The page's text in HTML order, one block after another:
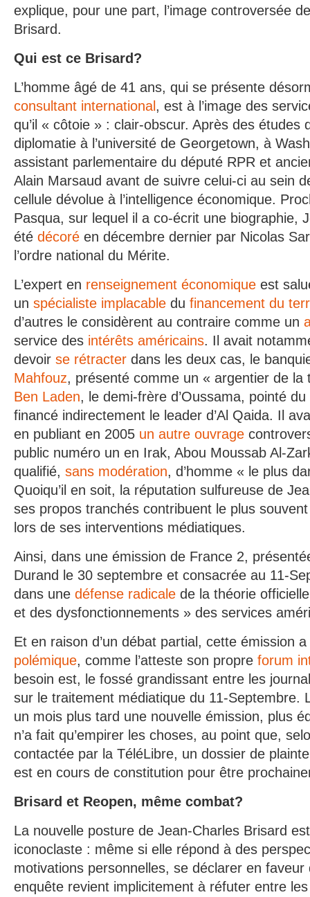
explique, pour une part, l’image controversée
Brisard.
Qui est ce Brisard?
L’homme âgé de 41 ans, qui se présente
consultant international , est à l’image des
qu’il « côtoie » : clair-obscur. Après des études
diplomatie à l’université de Georgetown, à
assistant parlementaire du député RPR et
Alain Marsaud avant de suivre celui-ci au sein
cellule dévolue à l’intelligence économique.
Pasqua, sur lequel il a co-écrit une biographie,
été décoré en décembre dernier par Nicolas
l’ordre national du Mérite.
L’expert en renseignement économique est
un spécialiste implacable du financement du
d’autres le considèrent au contraire comme un
service des intérêts américains. Il avait
devoir se rétracter dans les deux cas, le
Mahfouz, présenté comme un « argentier de
Ben Laden, le demi-frère d’Oussama, pointé
financé indirectement le leader d’Al Qaida. Il
en publiant en 2005 un autre ouvrage
public numéro un en Irak, Abou Moussab Al-
qualifié, sans modération, d’homme « le plus
Quoiqu’il en soit, la réputation sulfureuse de
ses propos tranchés contribuent le plus
lors de ses interventions médiatiques.
Ainsi, dans une émission de France 2,
Durand le 30 septembre et consacrée au 11-
dans une défense radicale de la théorie
et des dysfonctionnements » des services
Et en raison d’un débat partial, cette émission
polémique, comme l’atteste son propre forum
besoin est, le fossé grandissant entre les
sur le traitement médiatique du 11-Septembre.
un mois plus tard une nouvelle émission, plus
n’a fait qu’empirer les choses, au point que,
contactée par la TéléLibre, un dossier de
est en cours de constitution pour être
Brisard et Reopen, même combat?
La nouvelle posture de Jean-Charles Brisard
iconoclaste : même si elle répond à des
motivations personnelles, se déclarer en faveur
enquête revient implicitement à réfuter entre